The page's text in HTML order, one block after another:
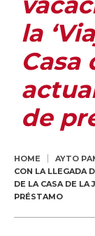
la
Casa
de
HOME
AYTO
CON LA LLEGADA
DE LA CASA DE LA
PRÉSTAMO